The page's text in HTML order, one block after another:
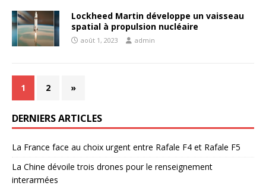
Lockheed Martin développe un vaisseau
spatial à propulsion nucléaire
août 1, 2023 admin
1 2 »
DERNIERS ARTICLES
La France face au choix urgent entre Rafale F4 et Rafale F5
La Chine dévoile trois drones pour le renseignement
interarmées